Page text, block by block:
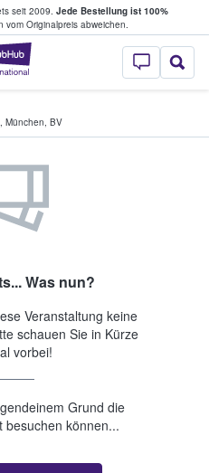
seit 2009. Jede Bestellung ist 100%
Originalpreis abweichen.
StubHub - Wo
, München, BV
Was nun?
Veranstaltung keine
schauen Sie in Kürze
vorbei!
Grund die
besuchen können...